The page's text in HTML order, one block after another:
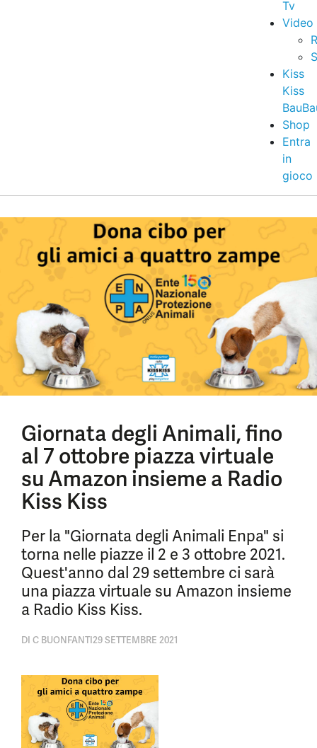
Tv
Video
Kiss
Kiss
Shop
Entra
in
gioco
Giornata degli Animali, fino
al 7 ottobre piazza virtuale
su Amazon insieme a Radio
Kiss Kiss
Per la "Giornata degli Animali Enpa" si
torna nelle piazze il 2 e 3 ottobre 2021.
Quest'anno dal 29 settembre ci sarà
una piazza virtuale su Amazon insieme
a Radio Kiss Kiss.
DI C BUONFANTI29 SETTEMBRE 2021